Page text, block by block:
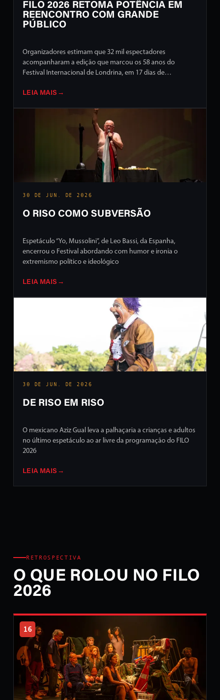
FILO 2026 RETOMA POTÊNCIA EM
REENCONTRO COM GRANDE
PÚBLICO
Organizadores estimam que 32 mil espectadores
acompanharam a edição que marcou os 58 anos do
Festival Internacional de Londrina, em 17 dias de
LEIA MAIS →
30 DE JUN. DE 2026
O RISO COMO SUBVERSÃO
Espetáculo “Yo, Mussolini”, de Leo Bassi, da Espanha,
encerrou o Festival abordando com humor e ironia o
extremismo político e ideológico
LEIA MAIS →
30 DE JUN. DE 2026
DE RISO EM RISO
O mexicano Aziz Gual leva a palhaçaria a crianças e adultos
no último espetáculo ao ar livre da programação do FILO
2026
LEIA MAIS →
RETROSPECTIVA
O QUE ROLOU NO FILO
2026
16